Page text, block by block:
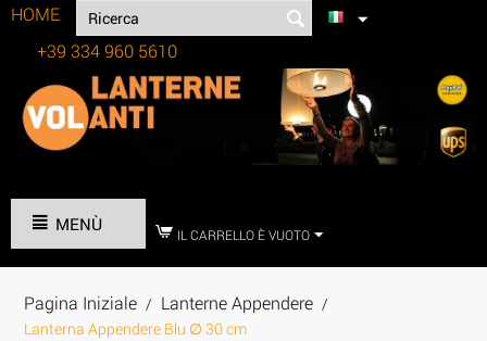
HOME
+39 334 960 5610
MENÙ IL CARRELLO È VUOTO
Pagina Iniziale / Lanterne Appendere /
Lanterna Appendere Blu ∅ 30 cm